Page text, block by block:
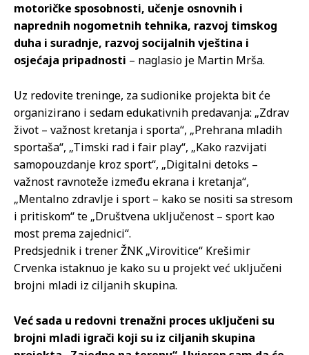
motoričke sposobnosti, učenje osnovnih i
naprednih nogometnih tehnika, razvoj timskog
duha i suradnje, razvoj socijalnih vještina i
osjećaja pripadnosti – naglasio je Martin Mrša.
Uz redovite treninge, za sudionike projekta bit će
organizirano i sedam edukativnih predavanja: „Zdrav
život – važnost kretanja i sporta“, „Prehrana mladih
sportaša“, „Timski rad i fair play“, „Kako razvijati
samopouzdanje kroz sport“, „Digitalni detoks –
važnost ravnoteže između ekrana i kretanja“,
„Mentalno zdravlje i sport – kako se nositi sa stresom
i pritiskom“ te „Društvena uključenost – sport kao
most prema zajednici“.
Predsjednik i trener ŽNK „Virovitice“ Krešimir
Crvenka istaknuo je kako su u projekt već uključeni
brojni mladi iz ciljanih skupina.
Već sada u redovni trenažni proces uključeni su
brojni mladi igrači koji su iz ciljanih skupina